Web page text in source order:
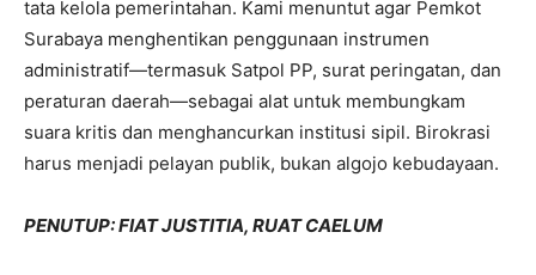
tata kelola pemerintahan. Kami menuntut agar Pemkot
Surabaya menghentikan penggunaan instrumen
administratif—termasuk Satpol PP, surat peringatan, dan
peraturan daerah—sebagai alat untuk membungkam
suara kritis dan menghancurkan institusi sipil. Birokrasi
harus menjadi pelayan publik, bukan algojo kebudayaan.
PENUTUP: FIAT JUSTITIA, RUAT CAELUM